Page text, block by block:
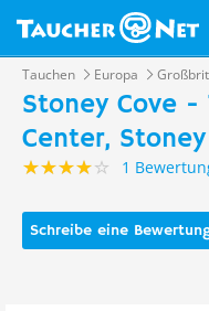
Tauchen Europa
Stoney Cove
Center,
1
Schreibe eine